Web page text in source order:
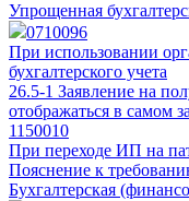
Упрощенная
0710096
При использовании
бухгалтерского учета
26.5-1 Заявление на
отображаться в самом
1150010
При переходе ИП на
Пояснение к
Бухгалтерская